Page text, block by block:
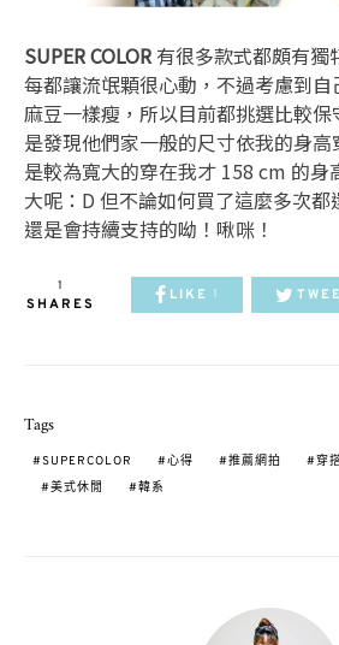
SUPER COLOR 有很多款式都頗有獨
每都讓流氓顆很心動，不過考慮到
麻豆一樣瘦，所以目前都挑選比較
是發現他們家一般的尺寸依我的身
是較為寬大的穿在我才 158 cm 的身
大呢：D 但不論如何買了這麼多次
還是會持續支持的呦！啾咪！
1
SHARES
LIKE 1
Tags
SUPERCOLOR 心得 推薦網拍 穿
美式休閒
韓系